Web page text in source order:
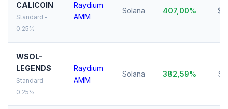
CALICOIN
Standard -
0.25%
Raydium
AMM
Solana 407,00%
WSOL-
LEGENDS
Standard -
0.25%
Raydium
AMM
Solana 382,59%